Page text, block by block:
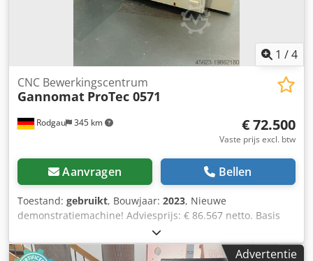
1 /4
Rodgau 345 km
CNC Bewerkingscentrum
Gannomat ProTec 0571
€ 72.500
Vaste prijs excl. btw
Aanvragen Bellen
Toestand: gebruikt, Bouwjaar: 2023, Nieuwe
demonstratiemachine! Adviesprijs: € 86.567 netto. Basis
machine, compleet uitgevoerd in standaardconfiguratie
voor boren en frezen: gedetailleerde technische gegevens
Advertentie